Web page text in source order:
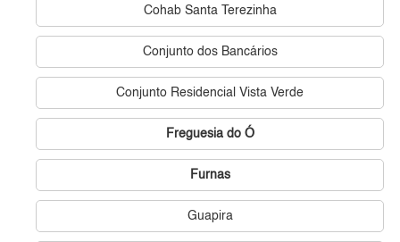
Cohab Santa Terezinha
Conjunto dos Bancários
Conjunto Residencial Vista Verde
Freguesia do Ó
Furnas
Guapira